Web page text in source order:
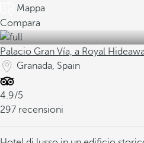
Mappa
Compara
Palacio Gran Vía, a Royal
Granada, Spain
4.9/5
297 recensioni